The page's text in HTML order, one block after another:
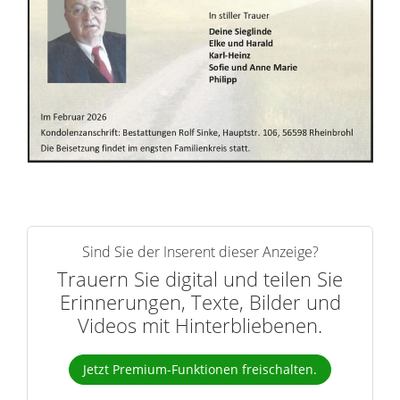
Sind Sie der Inserent dieser Anzeige?
Trauern Sie digital und teilen Sie
Erinnerungen, Texte, Bilder und
Videos mit Hinterbliebenen.
Jetzt Premium-Funktionen freischalten.